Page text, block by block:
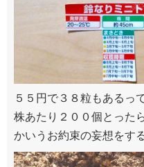
５５円で３８粒もあるっ
株あたり２００個とった
かいうお約束の妄想をす